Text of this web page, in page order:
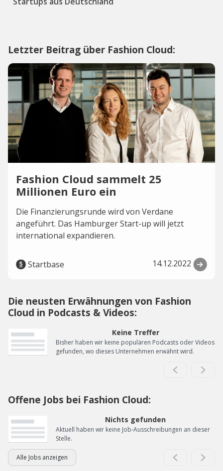
Letzter Beitrag über Fashion Cloud:
Fashion Cloud sammelt 25
Millionen Euro ein
Die Finanzierungsrunde wird von Verdane
angeführt. Das Hamburger Start-up will jetzt
international expandieren.
Startbase 14.12.2022
Die neusten Erwähnungen von Fashion
Cloud in Podcasts & Videos:
Keine Treffer
Bisher haben wir keine populären Podcasts oder Videos
gefunden, wo dieses Unternehmen erwähnt wird.
Offene Jobs bei Fashion Cloud:
Nichts gefunden
Aktuell haben wir keine Job-Ausschreibungen an dieser
Stelle.
Alle Jobs anzeigen